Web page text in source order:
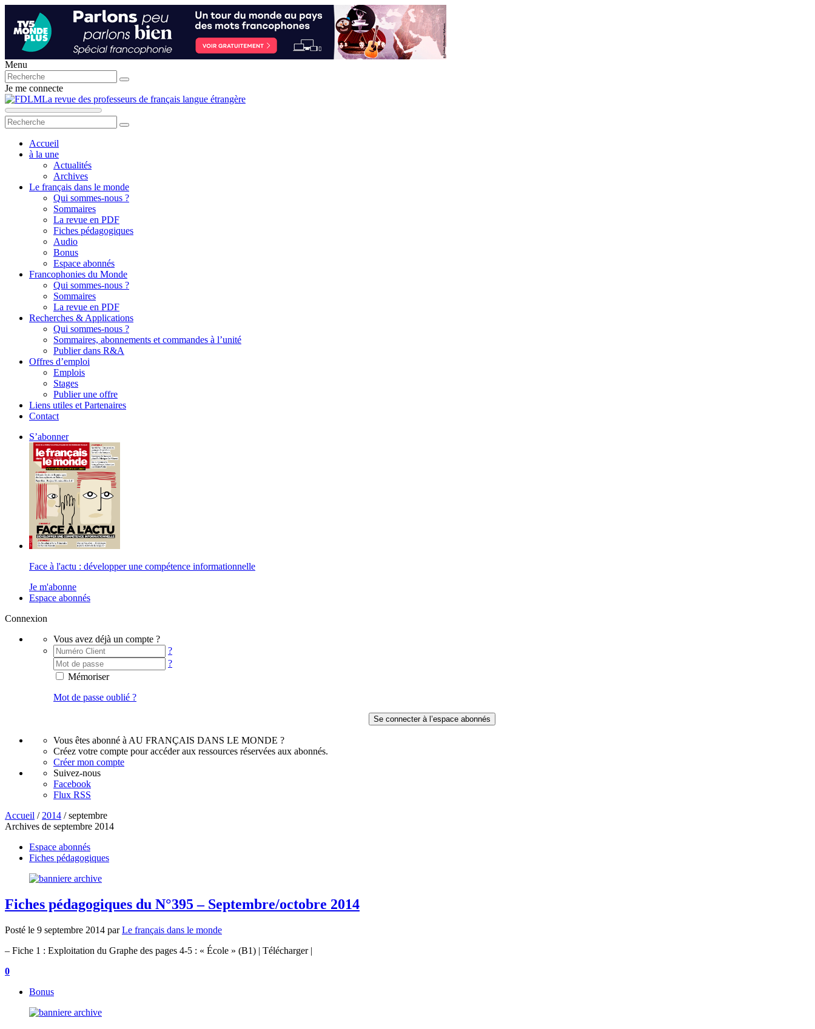
Menu
Je me connecte
La revue des professeurs de français langue étrangère
Accueil
à la une
Actualités
Archives
Le français dans le monde
Qui sommes-nous ?
Sommaires
La revue en PDF
Fiches pédagogiques
Audio
Bonus
Espace abonnés
Francophonies du Monde
Qui sommes-nous ?
Sommaires
La revue en PDF
Recherches & Applications
Qui sommes-nous ?
Sommaires, abonnements et commandes à l’unité
Publier dans R&A
Offres d’emploi
Emplois
Stages
Publier une offre
Liens utiles et Partenaires
Contact
S’abonner
Face à l'actu : développer une compétence informationnelle
Je m'abonne
Espace abonnés
Connexion
Vous avez déjà un compte ?
?
?
Mémoriser
Mot de passe oublié ?
Vous êtes abonné à AU FRANÇAIS DANS LE MONDE ?
Créez votre compte pour accéder aux ressources réservées aux abonnés.
Créer mon compte
Suivez-nous
Facebook
Flux RSS
Accueil / 2014 /septembre
Archives de septembre 2014
Espace abonnés
Fiches pédagogiques
Fiches pédagogiques du N°395 – Septembre/octobre 2014
Posté le 9 septembre 2014 par Le français dans le monde
– Fiche 1 : Exploitation du Graphe des pages 4-5 : « École » (B1) | Télécharger |
0
Bonus